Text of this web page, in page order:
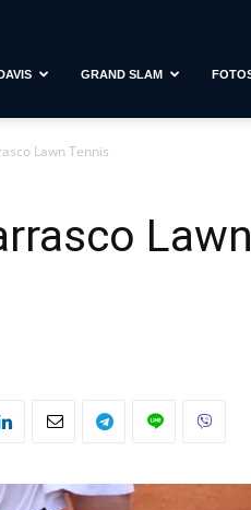
GRAND SLAM
Lawn Tennis
Lawn